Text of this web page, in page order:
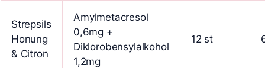
Strepsils
Honung
& Citron
Amylmetacresol
0,6mg +
Diklorobensylalkohol
1,2mg
12 st